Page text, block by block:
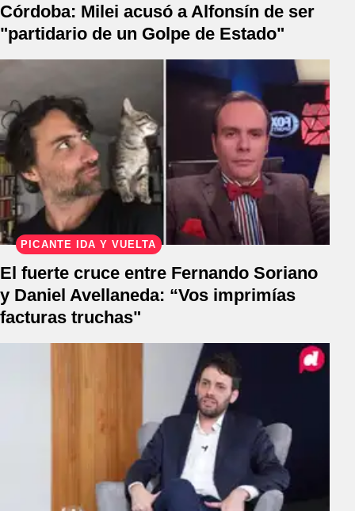
Córdoba: Milei acusó a Alfonsín de ser
"partidario de un Golpe de Estado"
PICANTE IDA Y VUELTA
El fuerte cruce entre Fernando Soriano
y Daniel Avellaneda: “Vos imprimías
facturas truchas"